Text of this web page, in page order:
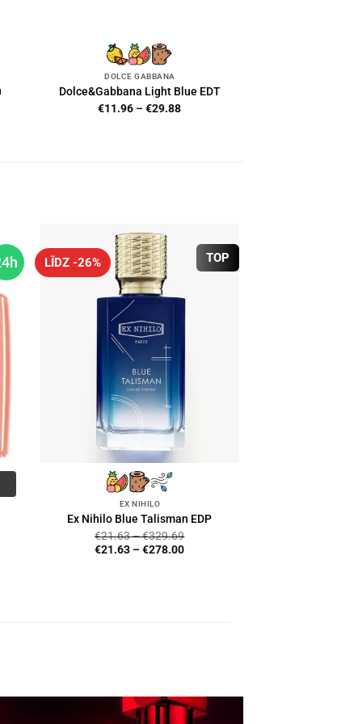
DOLCE GABBANA
Dolce&Gabbana Light Blue EDT
€11.96 – €29.88Price
TOP
LĪDZ -26%
EX NIHILO
Ex Nihilo Blue Talisman EDP
€21.63–€329.69
€21.63 –€278.00